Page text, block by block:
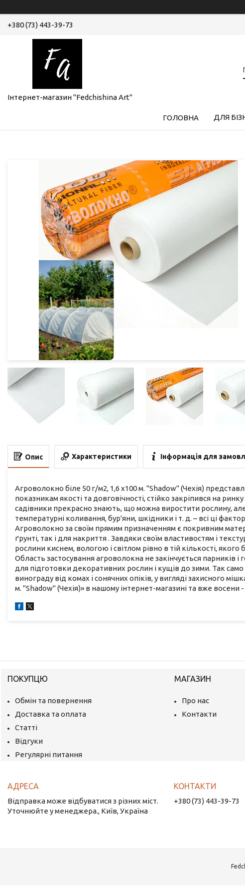
+380 (73) 443-39-73
Інтернет-магазин "Fedchishina Art"
ГОЛОВНА ДЛЯ
Опис Характеристики Інформація для
Агроволокно біле 50 г/м2, 1,6 х100 м. "Shadow" (Чехія)
показникам якості та довговічності, стійко закріпився на
садівники прекрасно знають, що можна виростити рослину,
температурні коливання, бур'яни, шкідники і т. д. – всі ці
Агроволокно за своїм прямим призначенням є покривним
ґрунті, так і для накриття . Завдяки своїм властивостям і
рослини киснем, вологою і світлом рівно в тій кількості,
Область застосування агроволокна не закінчується
для підготовки декоративних рослин і кущів до зими. Так
винограду від комах і сонячних опіків, у вигляді захисного
м. "Shadow" (Чехія)» в нашому інтернет-магазині та вже
ПОКУПЦЮ
Обмін та повернення
Доставка та оплата
Статті
Відгуки
Регулярні питання
МАГАЗИН
Про нас
Контакти
Відправка може відбуватися з різних міст.
Уточнюйте у менеджера., Київ, Україна
+380 (73) 443-39-73